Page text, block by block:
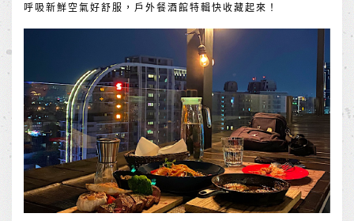
呼吸新鮮空氣好舒服，戶外餐酒館特輯快收藏起來！